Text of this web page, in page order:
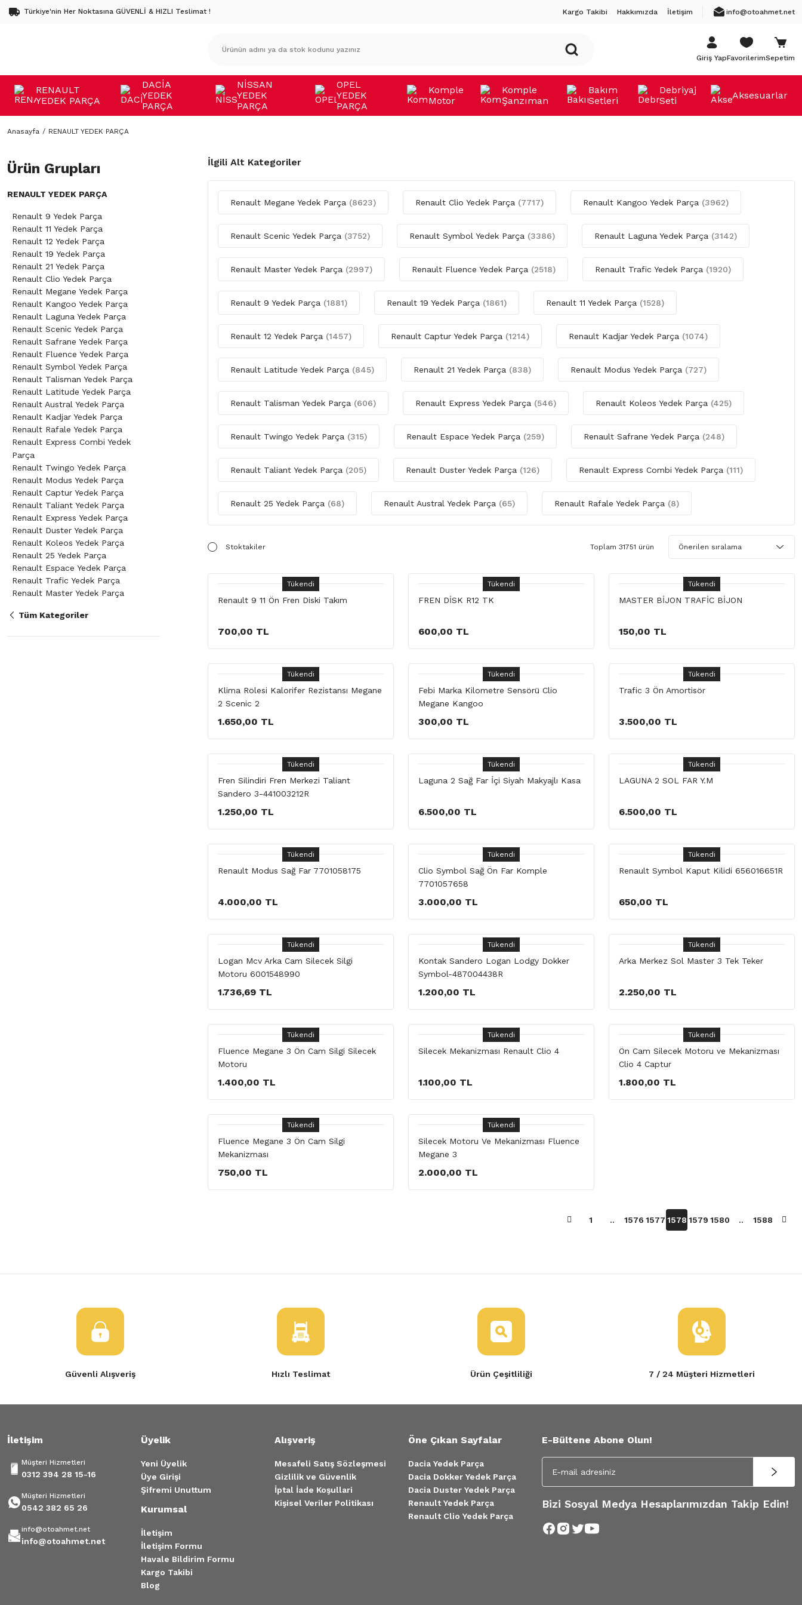
Türkiye'nin Her Noktasına GÜVENLİ & HIZLI Teslimat ! Kargo Takibi Hakkımızda İletişim info@otoahmet.net
Giriş YapFavorilerimSepetim
RENAULT
YEDEK PARÇA
DACİA
YEDEK
PARÇA
NİSSAN
YEDEK
PARÇA
OPEL
YEDEK
PARÇA
Komple
Motor
Komple
Şanzıman
Bakım
Setleri
Debriyaj
Seti
Aksesuarlar
Anasayfa RENAULT YEDEK PARÇA
Ürün Grupları
RENAULT YEDEK PARÇA
Renault 9 Yedek Parça
Renault 11 Yedek Parça
Renault 12 Yedek Parça
Renault 19 Yedek Parça
Renault 21 Yedek Parça
Renault Clio Yedek Parça
Renault Megane Yedek Parça
Renault Kangoo Yedek Parça
Renault Laguna Yedek Parça
Renault Scenic Yedek Parça
Renault Safrane Yedek Parça
Renault Fluence Yedek Parça
Renault Symbol Yedek Parça
Renault Talisman Yedek Parça
Renault Latitude Yedek Parça
Renault Austral Yedek Parça
Renault Kadjar Yedek Parça
Renault Rafale Yedek Parça
Renault Express Combi Yedek
Parça
Renault Twingo Yedek Parça
Renault Modus Yedek Parça
Renault Captur Yedek Parça
Renault Taliant Yedek Parça
Renault Express Yedek Parça
Renault Duster Yedek Parça
Renault Koleos Yedek Parça
Renault 25 Yedek Parça
Renault Espace Yedek Parça
Renault Trafic Yedek Parça
Renault Master Yedek Parça
Tüm Kategoriler
İlgili Alt Kategoriler
Renault Megane Yedek Parça (8623) Renault Clio Yedek Parça (7717) Renault Kangoo Yedek Parça (3962)
Renault Scenic Yedek Parça (3752) Renault Symbol Yedek Parça (3386) Renault Laguna Yedek Parça (3142)
Renault Master Yedek Parça (2997) Renault Fluence Yedek Parça (2518) Renault Trafic Yedek Parça (1920)
Renault 9 Yedek Parça (1881) Renault 19 Yedek Parça (1861) Renault 11 Yedek Parça (1528)
Renault 12 Yedek Parça (1457) Renault Captur Yedek Parça (1214) Renault Kadjar Yedek Parça (1074)
Renault Latitude Yedek Parça (845) Renault 21 Yedek Parça (838) Renault Modus Yedek Parça (727)
Renault Talisman Yedek Parça (606) Renault Express Yedek Parça (546) Renault Koleos Yedek Parça (425)
Renault Twingo Yedek Parça (315) Renault Espace Yedek Parça (259) Renault Safrane Yedek Parça (248)
Renault Taliant Yedek Parça (205) Renault Duster Yedek Parça (126) Renault Express Combi Yedek Parça (111)
Renault 25 Yedek Parça (68) Renault Austral Yedek Parça (65) Renault Rafale Yedek Parça (8)
Stoktakiler Toplam 31751 ürün
Tükendi
Renault 9 11 Ön Fren Diski Takım
700,00 TL
Tükendi
FREN DİSK R12 TK
600,00 TL
Tükendi
MASTER BİJON TRAFİC BİJON
150,00 TL
Tükendi
Klima Rölesi Kalorifer Rezistansı Megane
2 Scenic 2
1.650,00 TL
Tükendi
Febi Marka Kilometre Sensörü Clio
Megane Kangoo
300,00 TL
Tükendi
Trafic 3 Ön Amortisör
3.500,00 TL
Tükendi
Fren Silindiri Fren Merkezi Taliant
Sandero 3-441003212R
1.250,00 TL
Tükendi
Laguna 2 Sağ Far İçi Siyah Makyajlı Kasa
6.500,00 TL
Tükendi
LAGUNA 2 SOL FAR Y.M
6.500,00 TL
Tükendi
Renault Modus Sağ Far 7701058175
4.000,00 TL
Tükendi
Clio Symbol Sağ Ön Far Komple
7701057658
3.000,00 TL
Tükendi
Renault Symbol Kaput Kilidi 656016651R
650,00 TL
Tükendi
Logan Mcv Arka Cam Silecek Silgi
Motoru 6001548990
1.736,69 TL
Tükendi
Kontak Sandero Logan Lodgy Dokker
Symbol-487004438R
1.200,00 TL
Tükendi
Arka Merkez Sol Master 3 Tek Teker
2.250,00 TL
Tükendi
Fluence Megane 3 Ön Cam Silgi Silecek
Motoru
1.400,00 TL
Tükendi
Silecek Mekanizması Renault Clio 4
1.100,00 TL
Tükendi
Ön Cam Silecek Motoru ve Mekanizması
Clio 4 Captur
1.800,00 TL
Tükendi
Fluence Megane 3 Ön Cam Silgi
Mekanizması
750,00 TL
Tükendi
Silecek Motoru Ve Mekanizması Fluence
Megane 3
2.000,00 TL
1 .. 1576 1577 1578 1579 1580 .. 1588
Güvenli Alışveriş Hızlı Teslimat Ürün Çeşitliliği 7 / 24 Müşteri Hizmetleri
İletişim
Müşteri Hizmetleri
0312 394 28 15-16
Müşteri Hizmetleri
0542 382 65 26
info@otoahmet.net
info@otoahmet.net
Üyelik
Yeni Üyelik
Üye Girişi
Şifremi Unuttum
Kurumsal
İletişim
İletişim Formu
Havale Bildirim Formu
Kargo Takibi
Blog
Alışveriş
Mesafeli Satış Sözleşmesi
Gizlilik ve Güvenlik
İptal İade Koşullari
Kişisel Veriler Politikası
Öne Çıkan Sayfalar
Dacia Yedek Parça
Dacia Dokker Yedek Parça
Dacia Duster Yedek Parça
Renault Yedek Parça
Renault Clio Yedek Parça
E-Bültene Abone Olun!
Bizi Sosyal Medya Hesaplarımızdan Takip Edin!